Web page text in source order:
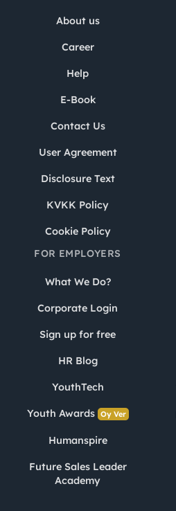
About us
Career
Help
E-Book
Contact Us
User Agreement
Disclosure Text
KVKK Policy
Cookie Policy
FOR EMPLOYERS
What We Do?
Corporate Login
Sign up for free
HR Blog
YouthTech
Youth Awards Oy Ver
Humanspire
Future Sales Leader
Academy